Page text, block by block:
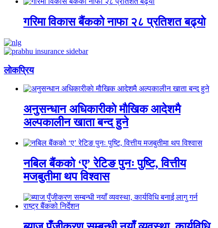
गरिमा विकास बैंकको नाफा २८ प्रतिशत बढ्यो
लाेकप्रिय
अनुसन्धान अधिकारीकाे माैखिक आदेशमै
अल्पकालीन खाता बन्द हुने
नबिल बैंकको ‘ए’ रेटिङ पुनः पुष्टि, वित्तीय
मजबुतीमा थप विश्वास